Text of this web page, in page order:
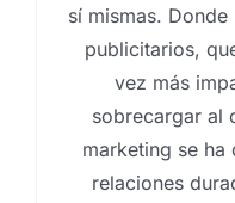
sí mismas.
publicitarios,
vez más
sobrecargar al
marketing se ha
relaciones